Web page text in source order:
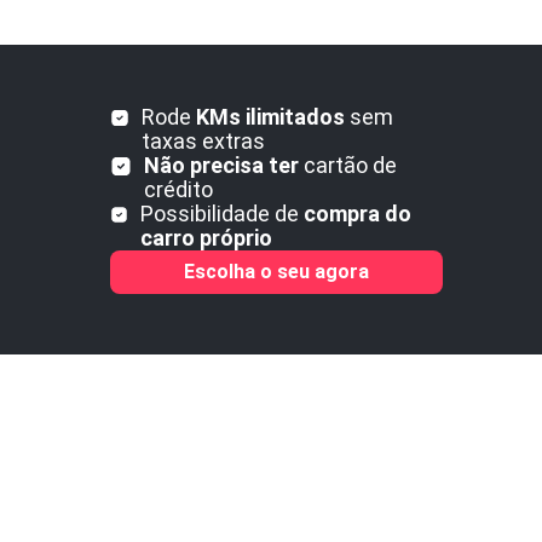
Rode KMs ilimitados sem
taxas extras
Não precisa ter cartão de
crédito
Possibilidade de compra do
carro próprio
Escolha o seu agora